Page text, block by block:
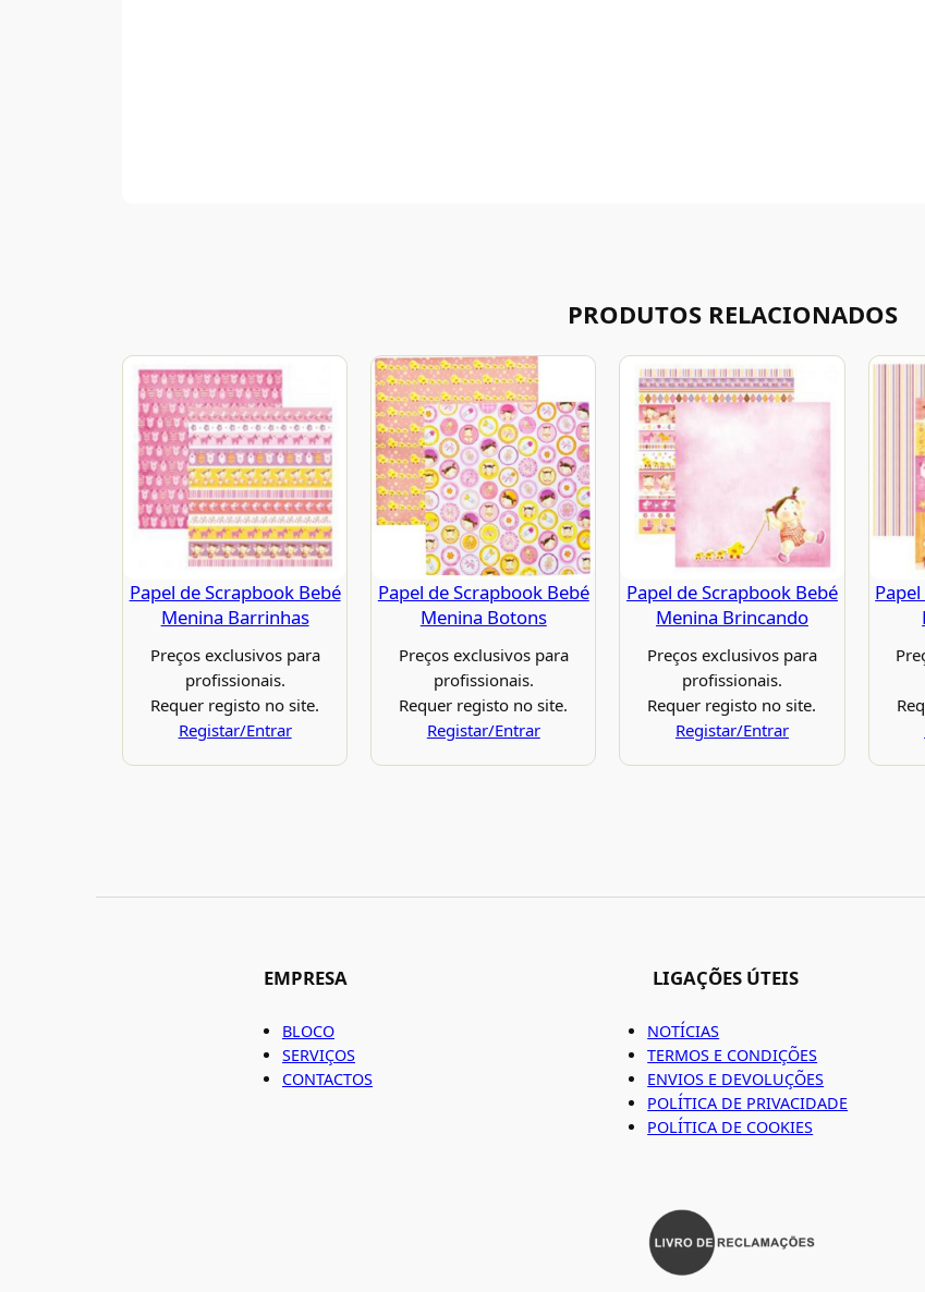
PRODUTOS RELACIONADOS
Papel de Scrapbook Bebé
Menina Barrinhas
Preços exclusivos para
profissionais.
Requer registo no site.
Registar/Entrar
Papel de Scrapbook Bebé
Menina Botons
Preços exclusivos para
profissionais.
Requer registo no site.
Registar/Entrar
Papel de Scrapbook Bebé
Menina Brincando
Preços exclusivos para
profissionais.
Requer registo no site.
Registar/Entrar
EMPRESA
BLOCO
SERVIÇOS
CONTACTOS
LIGAÇÕES ÚTEIS
NOTÍCIAS
TERMOS E CONDIÇÕES
ENVIOS E DEVOLUÇÕES
POLÍTICA DE PRIVACIDADE
POLÍTICA DE COOKIES